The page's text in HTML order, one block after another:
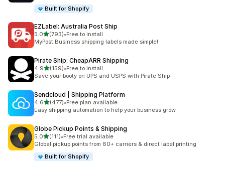
Built for Shopify
EZLabel: Australia Post Ship
5.05つ星中
(793)
合計レビュー数：793件
•Free to install
MyPost Business shipping labels made simple!
Pirate Ship: CheapARR Shipping
4.95つ星中
(159)
合計レビュー数：159件
•Free to install
Save your booty on UPS and USPS with Pirate Ship
Sendcloud | Shipping Platform
4.65つ星中
(477)
合計レビュー数：477件
•Free plan available
Easy shipping automation to help your business grow.
Globe Pickup Points & Shipping
5.05つ星中
(111)
合計レビュー数：111件
•Free trial available
Global pickup points from 60+ carriers & direct label printing
Built for Shopify